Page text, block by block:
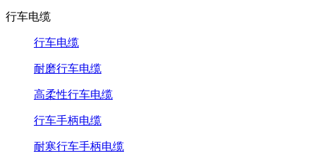
行车电缆
行车电缆
耐磨行车电缆
高柔性行车电缆
行车手柄电缆
耐寒行车手柄电缆